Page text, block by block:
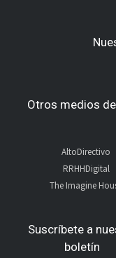
Otros medios
AltoDirectivo
RRHHDigital
The Imagine
Suscríbete a
boletín